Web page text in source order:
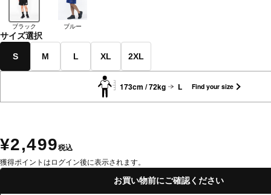
ブラック ブルー
サイズ選択
S M L XL 2XL
173cm / 72kg L Find your size
¥2,499税込
獲得ポイントはログイン後に表示されます。
お買い物前にご確認ください